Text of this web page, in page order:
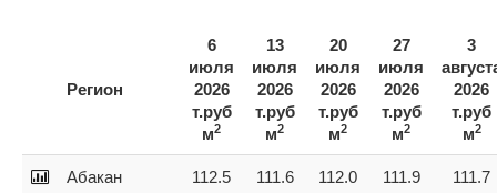
Регион
6
июля
2026
т.руб
м2
13
июля
2026
т.руб
м2
20
июля
2026
т.руб
м2
27
июля
2026
т.руб
м2
3
2026
т.руб
м2
Абакан 112.5 111.6 112.0 111.9 111.7